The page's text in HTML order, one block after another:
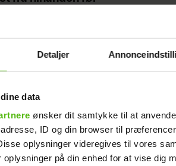
Detaljer
data
ønsker dit samtykke til at
ID og din browser til
oplysninger videregives til vores
oplysninger på din enhed for at vise dig